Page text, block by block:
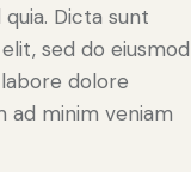
Dicta sunt
sed do eiusmod
dolore
ad minim veniam